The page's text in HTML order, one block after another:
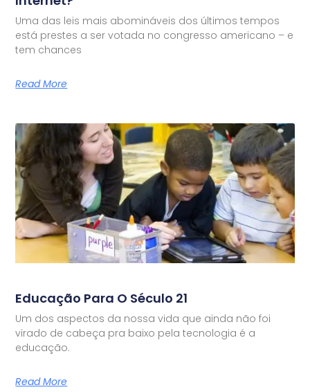
Uma das leis mais abomináveis dos últimos tempos
está prestes a ser votada no congresso americano – e
tem chances
Read More
Educação Para O Século 21
Um dos aspectos da nossa vida que ainda não foi
virado de cabeça pra baixo pela tecnologia é a
educação.
Read More